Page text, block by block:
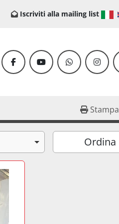
Iscriviti alla mailing list
facebookyoutubewhatsapp
Stampa
Ordina